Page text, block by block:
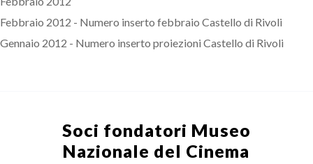
Febbraio 2012 - Numero inserto febbraio Castello di Rivoli
Gennaio 2012 - Numero inserto proiezioni Castello di Rivoli
Soci fondatori Museo
Nazionale del Cinema